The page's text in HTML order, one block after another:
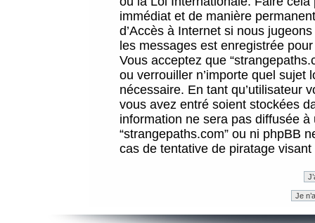
immédiat et de manière
d’Accès à Internet si nous
les messages est enregistrée
Vous acceptez que
ou verrouiller n’importe quel sujet
nécessaire. En tant qu’utilisateur
vous avez entré soient stockées
information ne sera pas diffusée
“strangepaths.com” ou ni phpBB
cas de tentative de piratage